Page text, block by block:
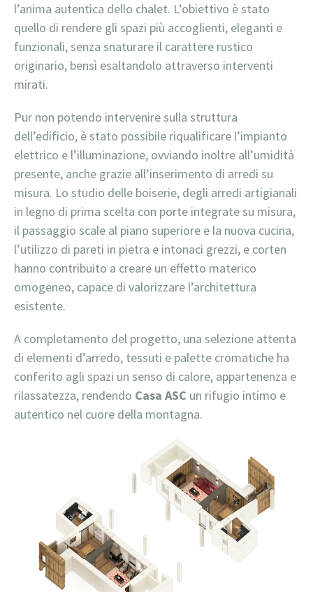
l’anima autentica dello chalet. L’obiettivo è stato
quello di rendere gli spazi più accoglienti, eleganti e
funzionali, senza snaturare il carattere rustico
originario, bensì esaltandolo attraverso interventi
mirati.
Pur non potendo intervenire sulla struttura
dell’edificio, è stato possibile riqualificare l’impianto
elettrico e l’illuminazione, ovviando inoltre all’umidità
presente, anche grazie all’inserimento di arredi su
misura. Lo studio delle boiserie, degli arredi artigianali
in legno di prima scelta con porte integrate su misura,
il passaggio scale al piano superiore e la nuova cucina,
l’utilizzo di pareti in pietra e intonaci grezzi, e corten
hanno contribuito a creare un effetto materico
omogeneo, capace di valorizzare l’architettura
esistente.
A completamento del progetto, una selezione attenta
di elementi d’arredo, tessuti e palette cromatiche ha
conferito agli spazi un senso di calore, appartenenza e
rilassatezza, rendendo Casa ASC un rifugio intimo e
autentico nel cuore della montagna.